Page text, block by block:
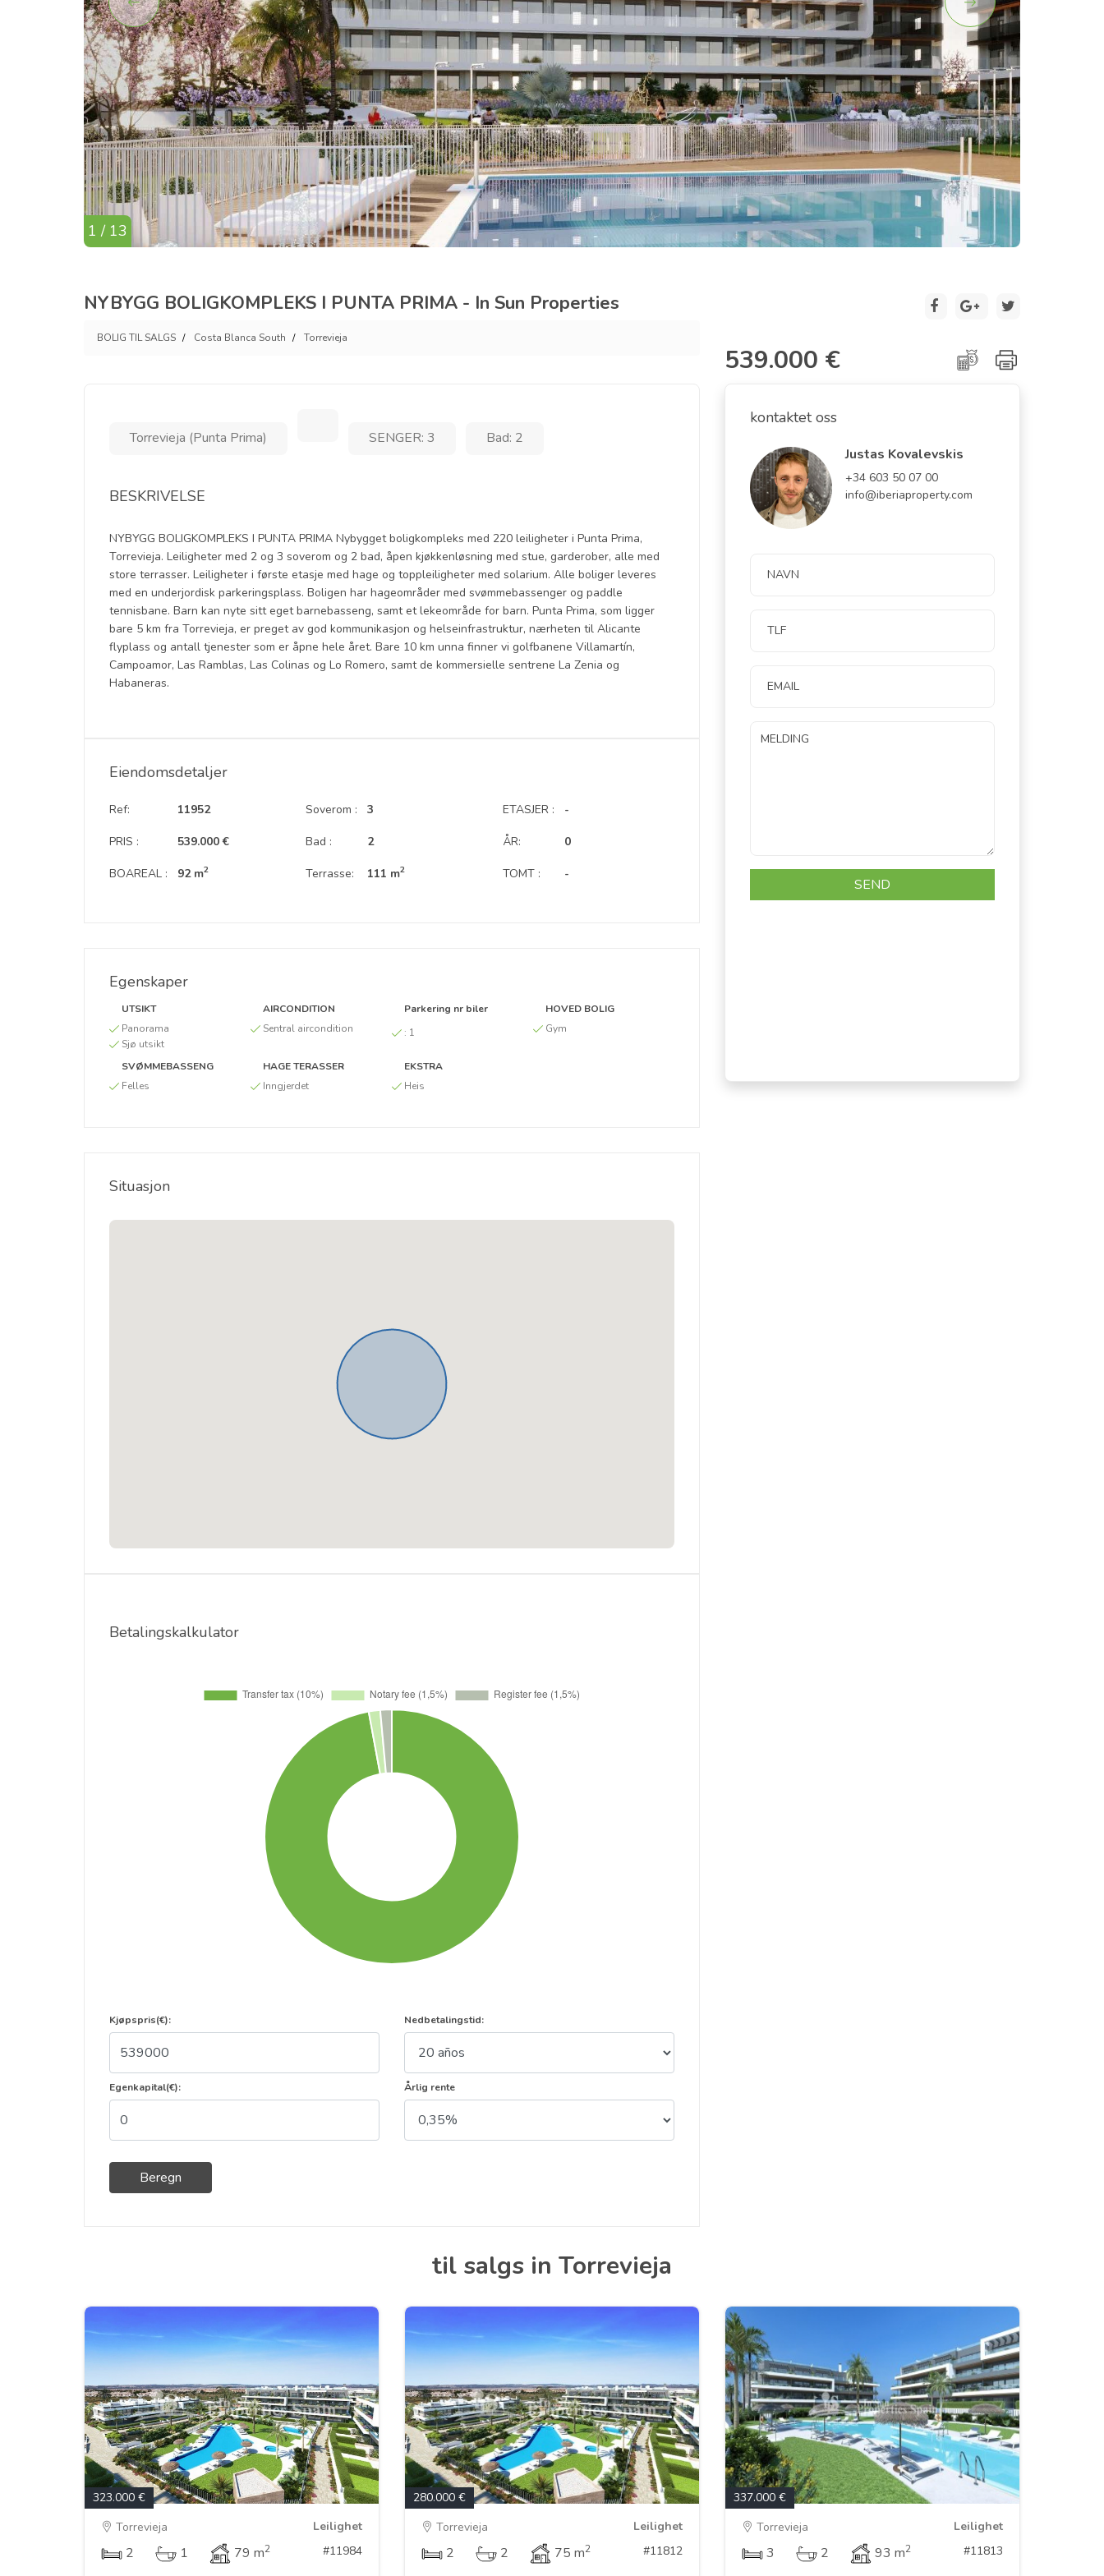
1 / 13
NYBYGG BOLIGKOMPLEKS I PUNTA PRIMA - In Sun Properties
BOLIG TIL SALGS Costa Blanca South Torrevieja
539.000 €
Torrevieja (Punta Prima) SENGER: 3 Bad: 2
BESKRIVELSE
NYBYGG BOLIGKOMPLEKS I PUNTA PRIMA Nybygget boligkompleks med 220 leiligheter i Punta Prima,
Torrevieja. Leiligheter med 2 og 3 soverom og 2 bad, åpen kjøkkenløsning med stue, garderober, alle med
store terrasser. Leiligheter i første etasje med hage og toppleiligheter med solarium. Alle boliger leveres
med en underjordisk parkeringsplass. Boligen har hageområder med svømmebassenger og paddle
tennisbane. Barn kan nyte sitt eget barnebasseng, samt et lekeområde for barn. Punta Prima, som ligger
bare 5 km fra Torrevieja, er preget av god kommunikasjon og helseinfrastruktur, nærheten til Alicante
flyplass og antall tjenester som er åpne hele året. Bare 10 km unna finner vi golfbanene Villamartín,
Campoamor, Las Ramblas, Las Colinas og Lo Romero, samt de kommersielle sentrene La Zenia og
Habaneras.
Eiendomsdetaljer
Ref:
PRIS :
BOAREAL :
11952
539.000 €
92 m2
Soverom :
Bad :
Terrasse:
3
2
111 m2
ETASJER :
ÅR:
TOMT :
-
0
-
Egenskaper
UTSIKT
Panorama
Sjø utsikt
AIRCONDITION
Sentral aircondition
Parkering nr biler
: 1
HOVED BOLIG
Gym
SVØMMEBASSENG
Felles
HAGE TERASSER
Inngjerdet
EKSTRA
Heis
Situasjon
Betalingskalkulator
Kjøpspris(€):
Egenkapital(€):
Beregn
Nedbetalingstid:
Årlig rente
kontaktet oss
Justas Kovalevskis
+34 603 50 07 00
info@iberiaproperty.com
til salgs in Torrevieja
323.000 €
Torrevieja
Leilighet
2 1 79 m2 #11984
280.000 €
Torrevieja
Leilighet
2 2 75 m2 #11812
337.000 €
Torrevieja
Leilighet
3 2 93 m2 #11813